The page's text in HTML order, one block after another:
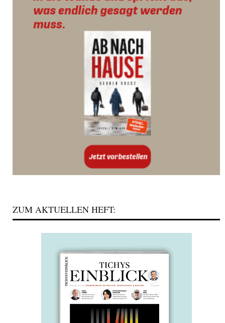
ZUM AKTUELLEN HEFT: